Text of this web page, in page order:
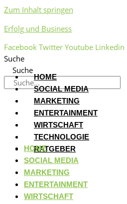
Zum Inhalt springen
Erfolg und Business
Facebook Twitter Youtube Linkedin
Suche
Suche
HOME
SOCIAL MEDIA
MARKETING
ENTERTAINMENT
WIRTSCHAFT
TECHNOLOGIE
RATGEBER
HOME
SOCIAL MEDIA
MARKETING
ENTERTAINMENT
WIRTSCHAFT